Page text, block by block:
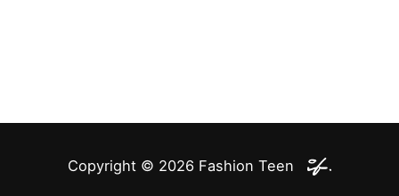
Copyright © 2026 Fashion Teen